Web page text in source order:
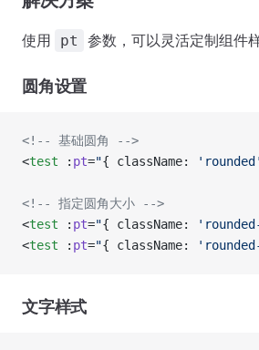
使用 pt 参数，可以灵活定制组件
圆角设置
<!-- 基础圆角 -->
<test : pt="{ className: 'rounded'
<!-- 指定圆角大小 -->
<test : pt="{ className:
<test : pt="{ className:
文字样式